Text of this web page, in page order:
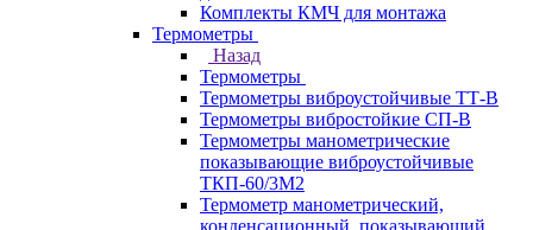
Комплекты КМЧ для монтажа
Термометры
Назад
Термометры
Термометры виброустойчивые ТТ-В
Термометры вибростойкие СП-В
Термометры манометрические
показывающие виброустойчивые
ТКП-60/3М2
Термометр манометрический,
конденсационный, показывающий,